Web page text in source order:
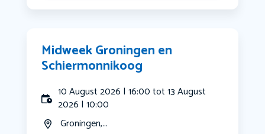
Midweek Groningen en
Schiermonnikoog
10 August 2026 | 16:00 tot 13 August
2026 | 10:00
Groningen,...